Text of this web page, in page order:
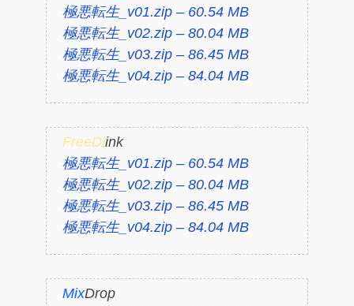
極悪転生_v01.zip – 60.54 MB
極悪転生_v02.zip – 80.04 MB
極悪転生_v03.zip – 86.45 MB
極悪転生_v04.zip – 84.04 MB
FreeDlink
極悪転生_v01.zip – 60.54 MB
極悪転生_v02.zip – 80.04 MB
極悪転生_v03.zip – 86.45 MB
極悪転生_v04.zip – 84.04 MB
MixDrop